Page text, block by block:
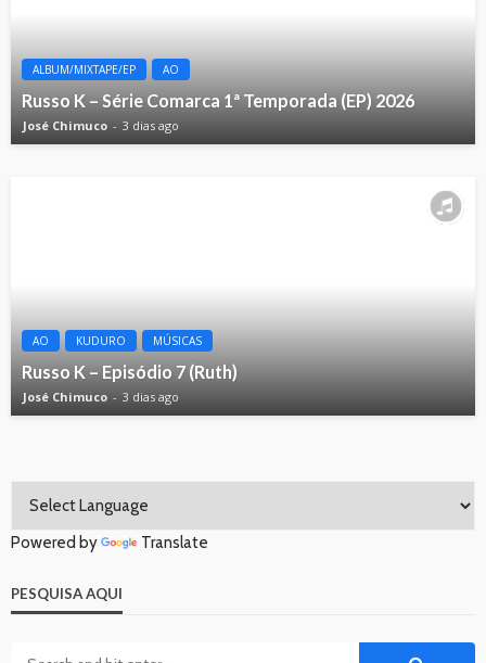
ALBUM/MIXTAPE/EP AO
Russo K – Série Comarca 1ª Temporada (EP) 2026
José Chimuco 3 dias ago
AO KUDURO MÚSICAS
Russo K – Episódio 7 (Ruth)
José Chimuco 3 dias ago
Powered by Translate
PESQUISA AQUI